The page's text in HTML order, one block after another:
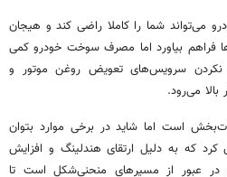
می‌تواند شما را کاملا راضی کند و هیجان
فراهم بیاورد اما مصرف سوخت خودرو کمی
نکردن سرویس‌های تعویض روغن موتور و
بالا می‌رود.
است اما شاید در برخی موارد بتوان
که به دلیل ارتقای هندلینگ و افزایش
در عبور از مسیرهای منحنی‌شکل است تا